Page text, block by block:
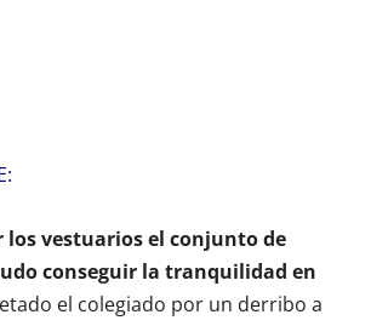
los vestuarios el conjunto de
conseguir la tranquilidad en
el colegiado por un derribo a